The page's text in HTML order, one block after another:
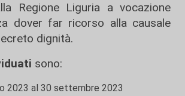
Regione Liguria a vocazione
dover far ricorso alla causale
dignità.
sono:
2023 al 30 settembre 2023